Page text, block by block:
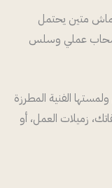
متين يحتمل
بسحاب عملي وسلس
الفنية المطرزة
زميلات العمل، أو